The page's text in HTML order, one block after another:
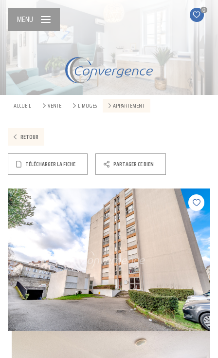
0
MENU
ACCUEIL VENTE LIMOGES APPARTEMENT
RETOUR
TÉLÉCHARGER LA FICHE PARTAGER CE BIEN